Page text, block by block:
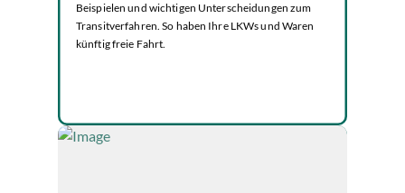
Beispielen und wichtigen Unterscheidungen zum
Transitverfahren. So haben Ihre LKWs und Waren
künftig freie Fahrt.